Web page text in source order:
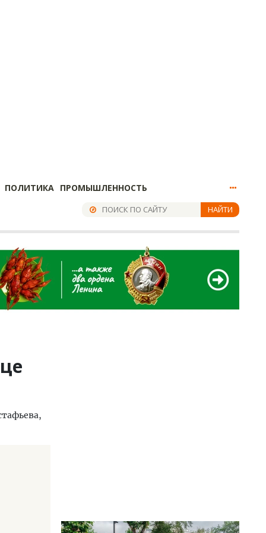
ПОЛИТИКА ПРОМЫШЛЕННОСТЬ
НАЙТИ